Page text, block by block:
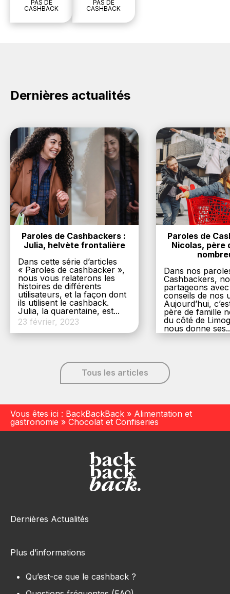
PAS DE
CASHBACK
PAS DE
CASHBACK
Dernières actualités
Paroles de Cashbackers :
Julia, helvète frontalière
Dans cette série d’articles
« Paroles de cashbacker »,
nous vous relaterons les
histoires de différents
utilisateurs, et la façon dont
ils utilisent le cashback.
Julia, la quarentaine, est...
23 février, 2023
Paroles de
Nicolas, père
Dans nos
Cashbackers,
partageons
conseils de nos
Aujourd’hui,
père de famille
du côté de
nous donne
Tous les articles
Vous êtes ici : BackBackBack » Alimentation et
gastronomie » Chocolat et Confiseries
Dernières Actualités
Plus d’informations
Qu’est-ce que le cashback ?